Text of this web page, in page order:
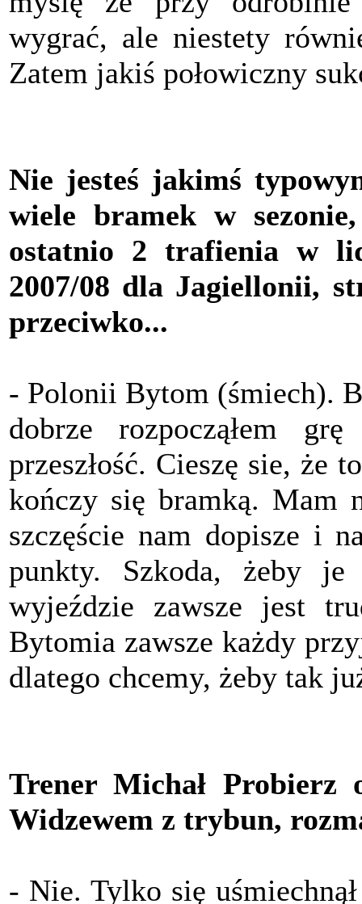
wygrać, ale niestety
Zatem jakiś połowiczny
Nie jesteś jakimś
wiele bramek w
ostatnio 2 trafienia w
2007/08 dla Jagiellonii,
przeciwko...
- Polonii Bytom (śmiech).
dobrze rozpocząłem
przeszłość. Cieszę sie, że
kończy się bramką. Mam
szczęście nam dopisze i
punkty. Szkoda, żeby
wyjeździe zawsze jest
Bytomia zawsze każdy
dlatego chcemy, żeby tak
Trener Michał Probierz
Widzewem z trybun,
- Nie. Tylko się